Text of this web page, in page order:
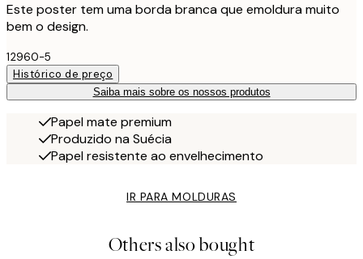
Este poster tem uma borda branca que emoldura muito
bem o design.
12960-5
Histórico de preço
Saiba mais sobre os nossos produtos
Papel mate premium
Produzido na Suécia
Papel resistente ao envelhecimento
IR PARA MOLDURAS
Others also bought